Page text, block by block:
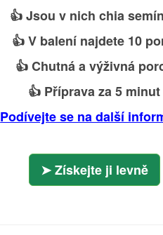
👍 Jsou v nich chia
👍 V balení najdete 10
👍 Chutná a výživná
👍 Příprava za 5 minut
Podívejte se na další
Získejte ji levně